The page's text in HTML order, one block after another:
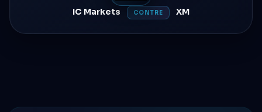
IC Markets CONTRE XM